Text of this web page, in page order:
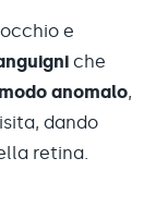
e
che
anomalo,
dando
retina.